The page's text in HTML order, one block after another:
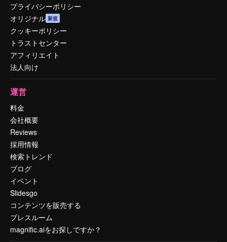
プライバシーポリシー
オリジナル 新規
クッキーポリシー
トラストセンター
アフィリエイト
法人向け
運営
料金
会社概要
Reviews
採用情報
検索トレンド
ブログ
イベント
Slidesgo
コンテンツを販売する
プレスルーム
magnific.aiをお探しですか？